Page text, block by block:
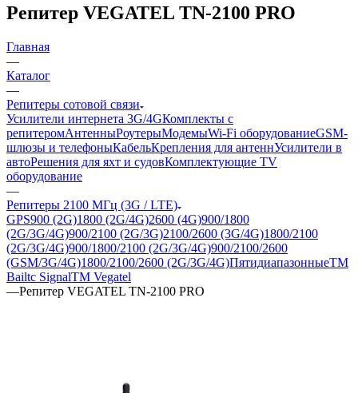
Репитер VEGATEL TN-2100 PRO
Главная
—
Каталог
—
Репитеры сотовой связи
Усилители интернета 3G/4GКомплекты с
репитеромАнтенныРоутерыМодемыWi-Fi оборудованиеGSM-
шлюзы и телефоныКабельКрепления для антеннУсилители в
автоРешения для яхт и судовКомплектующие TV
оборудование
—
Репитеры 2100 МГц (3G / LTE)
GPS900 (2G)1800 (2G/4G)2600 (4G)900/1800
(2G/3G/4G)900/2100 (2G/3G)2100/2600 (3G/4G)1800/2100
(2G/3G/4G)900/1800/2100 (2G/3G/4G)900/2100/2600
(GSM/3G/4G)1800/2100/2600 (2G/3G/4G)ПятидиапазонныеТМ
Bailtc SignalТМ Vegatel
—Репитер VEGATEL TN-2100 PRO